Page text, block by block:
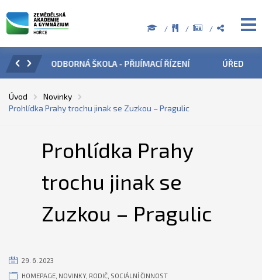
ÚŘEDNÍ HODINY V OBDOBÍ LETNÍCH PRÁZDNIN
Úvod
Novinky
Prohlídka Prahy trochu jinak se Zuzkou – Pragulic
Prohlídka Prahy
trochu jinak se
Zuzkou – Pragulic
29. 6. 2023
HOMEPAGE NOVINKY, RODIČ SOCIÁLNÍ ČINNOST